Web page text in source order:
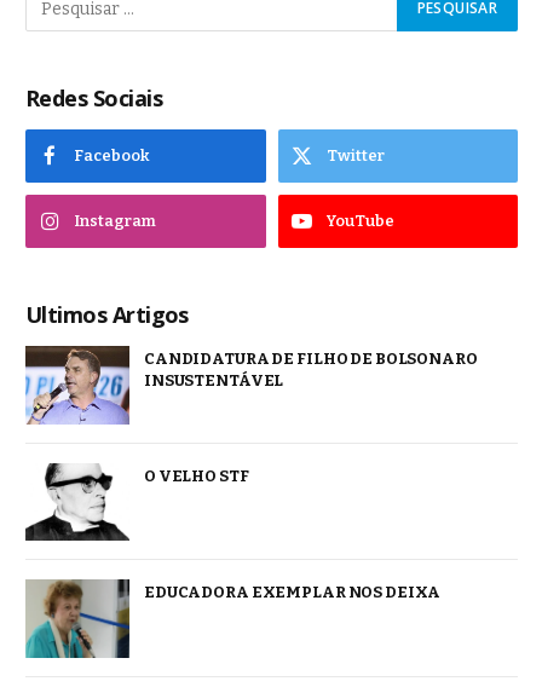
Redes Sociais
Facebook Twitter
Instagram YouTube
Ultimos Artigos
CANDIDATURA DE FILHO DE BOLSONARO
INSUSTENTÁVEL
O VELHO STF
EDUCADORA EXEMPLAR NOS DEIXA